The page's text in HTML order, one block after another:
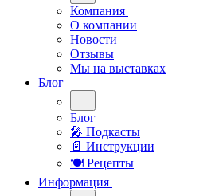
Компания
О компании
Новости
Отзывы
Мы на выставках
Блог
Блог
🎤︎︎ Подкасты
📄 Инструкции
🍽 Рецепты
Информация